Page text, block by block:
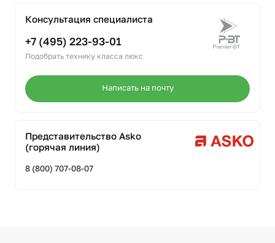
Консультация специалиста
+7 (495) 223-93-01
Подобрать технику класса люкс
Написать на почту
Представительство Asko
(горячая линия)
8 (800) 707-08-07